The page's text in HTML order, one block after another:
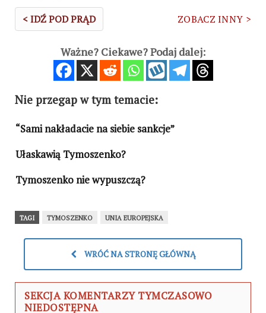
< IDŹ POD PRĄD ZOBACZ INNY >
Ważne? Ciekawe? Podaj dalej:
Nie przegap w tym temacie:
“Sami nakładacie na siebie sankcje”
Ułaskawią Tymoszenko?
Tymoszenko nie wypuszczą?
TAGI TYMOSZENKO UNIA EUROPEJSKA
WRÓĆ NA STRONĘ GŁÓWNĄ
SEKCJA KOMENTARZY TYMCZASOWO
NIEDOSTĘPNA